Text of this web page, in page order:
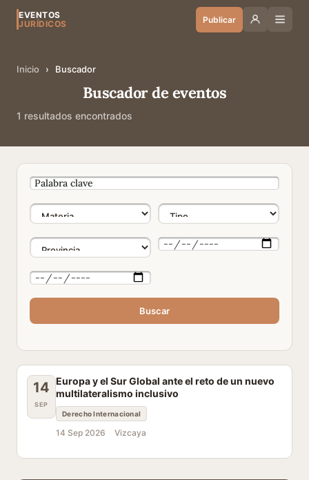
EVENTOS
JURÍDICOS
Publicar
Inicio › Buscador
Buscador de eventos
1 resultados encontrados
Buscar
14
SEP
Europa y el Sur Global ante el reto de un nuevo
multilateralismo inclusivo
Derecho Internacional
14 Sep 2026 Vizcaya